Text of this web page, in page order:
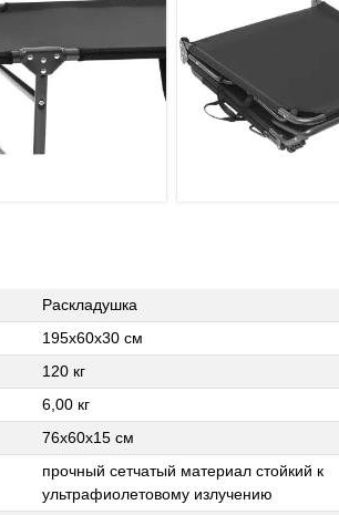
Раскладушка
195х60х30 см
120 кг
6,00 кг
76х60х15 см
прочный сетчатый материал стойкий к
ультрафиолетовому излучению